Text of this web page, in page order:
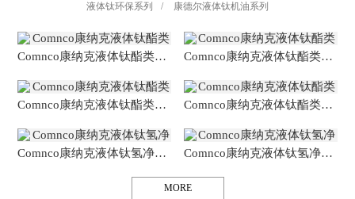
液体钛环保系列
/ 康德尔液体钛机油系列
Comnco康纳克液体钛酯类全合成润滑油 Comnco康纳克液体钛酯类全合成润滑油
Comnco康纳克液体钛酯类全合成润滑油 Comnco康纳克液体钛酯类全合成润滑油
Comnco康纳克液体钛氢净全合成润滑油 Comnco康纳克液体钛氢净全合成润滑油
MORE